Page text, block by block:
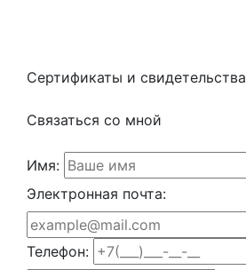
Сертификаты и свидетельства
Связаться со мной
Имя:
Электронная почта:
Телефон: